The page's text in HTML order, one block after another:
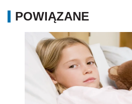
POWIĄZANE